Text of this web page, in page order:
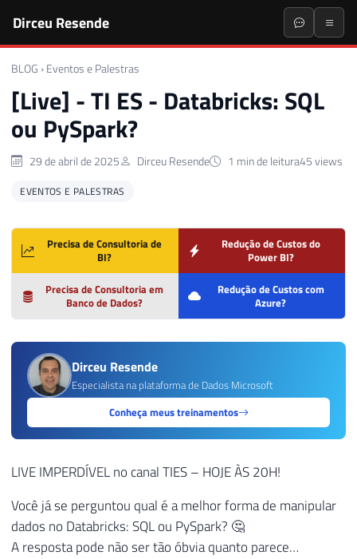
Dirceu Resende
BLOG › Eventos e Palestras
[Live] - TI ES - Databricks: SQL
ou PySpark?
29 de abril de 2025 Dirceu Resende 1 min de leitura45 views
EVENTOS E PALESTRAS
Precisa de Consultoria de
BI?
Redução de Custos do
Power BI?
Precisa de Consultoria em
Banco de Dados?
Redução de Custos com
Azure?
Dirceu Resende
Especialista na plataforma de Dados Microsoft
Conheça meus treinamentos
LIVE IMPERDÍVEL no canal TIES – HOJE ÀS 20H!
Você já se perguntou qual é a melhor forma de manipular
dados no Databricks: SQL ou PySpark? 🤔
A resposta pode não ser tão óbvia quanto parece…